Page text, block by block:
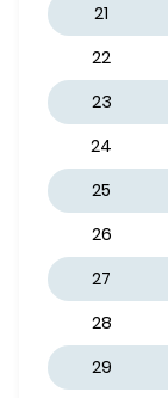
21
22
23
24
25
26
27
28
29